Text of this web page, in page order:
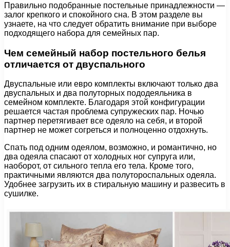
Правильно подобранные постельные принадлежности —
залог крепкого и спокойного сна. В этом разделе вы
узнаете, на что следует обратить внимание при выборе
подходящего набора для семейных пар.
Чем семейный набор постельного белья
отличается от двуспального
Двуспальные или евро комплекты включают только два
двуспальных и два полуторных пододеяльника в
семейном комплекте. Благодаря этой конфигурации
решается частая проблема супружеских пар. Ночью
партнер перетягивает все одеяло на себя, и второй
партнер не может согреться и полноценно отдохнуть.
Спать под одним одеялом, возможно, и романтично, но
два одеяла спасают от холодных ног супруга или,
наоборот, от сильного тепла его тела. Кроме того,
практичными являются два полутороспальных одеяла.
Удобнее загрузить их в стиральную машину и развесить в
сушилке.